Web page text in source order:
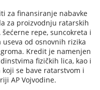
za finansiranje nabavke
za proizvodnju ratarskih
repe, suncokreta i
od osnovnih rizika
Kredit je namenjen
fizičkih lica, kao i
se bave ratarstvom i
AP Vojvodine.